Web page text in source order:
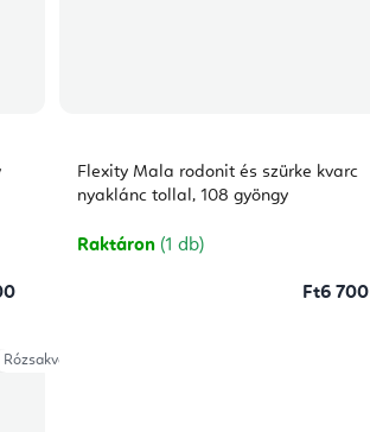
Flexity Mala rodonit és szürke kvarc
nyaklánc tollal, 108 gyöngy
Raktáron (1 db)
Ft6 700
Rózsakvarc 1-6 cm